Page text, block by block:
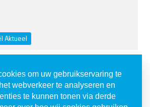
Aktueel
voor hen die geen stem meer
Choice wil Tini Hazenoot de
om uw gebruikservaring te
webverkeer te analyseren en
te kunnen tonen via derde